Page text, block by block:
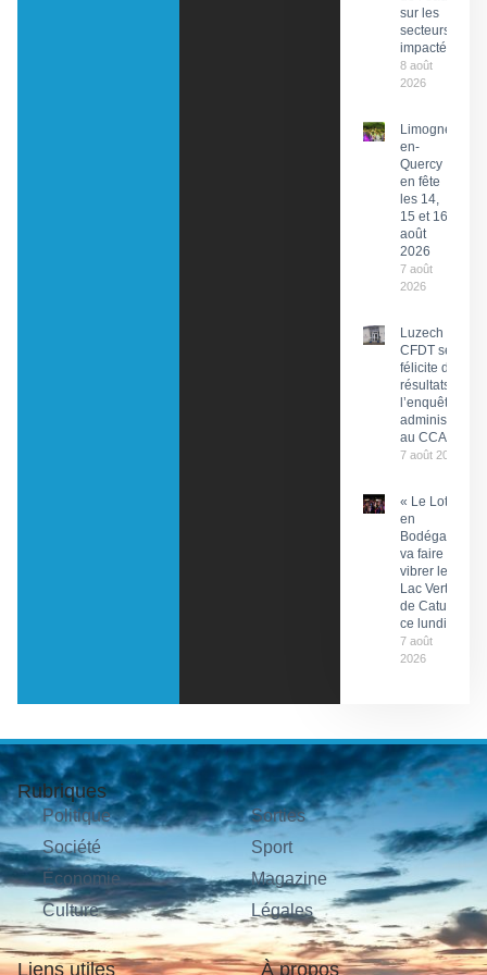
sur les
secteurs
impactés
8 août
2026
Limogne-
en-
Quercy
en fête
les 14,
15 et 16
août
2026
7 août
2026
Luzech : La
CFDT se
félicite des
résultats de
l’enquête
administrative
au CCAS
7 août 2026
« Le Lot
en
Bodéga »
va faire
vibrer le
Lac Vert
de Catus
ce lundi
7 août
2026
Rubriques
Politique
Société
Économie
Culture
Sorties
Sport
Magazine
Légales
Liens utiles À propos